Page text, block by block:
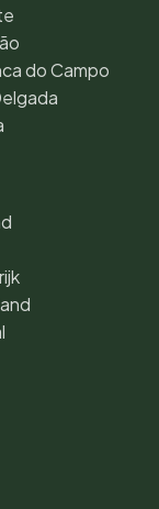
do Campo